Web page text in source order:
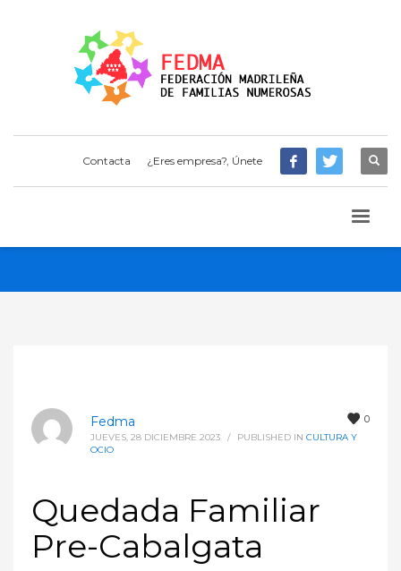
Contacta ¿Eres empresa?, Únete
0
Fedma
JUEVES, 28 DICIEMBRE 2023 / PUBLISHED IN CULTURA Y
OCIO
Quedada Familiar
Pre-Cabalgata